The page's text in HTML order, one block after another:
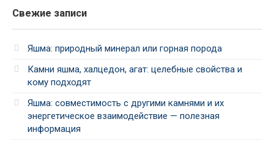
Свежие записи
Яшма: природный минерал или горная порода
Камни яшма, халцедон, агат: целебные свойства и
кому подходят
Яшма: совместимость с другими камнями и их
энергетическое взаимодействие — полезная
информация